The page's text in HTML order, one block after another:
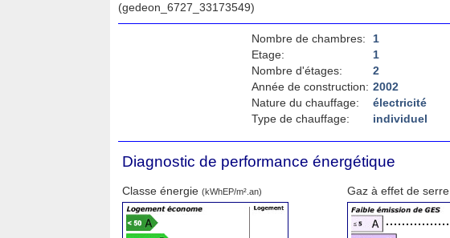
(gedeon_6727_33173549)
Nombre de chambres:
1
Etage:
1
Nombre d'étages:
2
Année de construction: 2002
Nature du chauffage:
électricité
Type de chauffage:
individuel
Diagnostic de performance énergétique
Classe énergie (kWhEP/m².an) Gaz à effet de serre